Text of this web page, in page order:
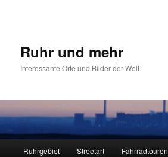
Ruhr und mehr
Interessante Orte und Bilder der Welt
Ruhrgebiet Streetart Fahrradtouren